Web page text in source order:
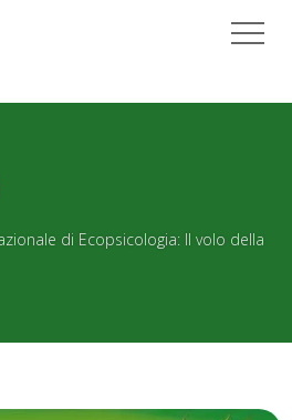
di Ecopsicologia: Il volo della